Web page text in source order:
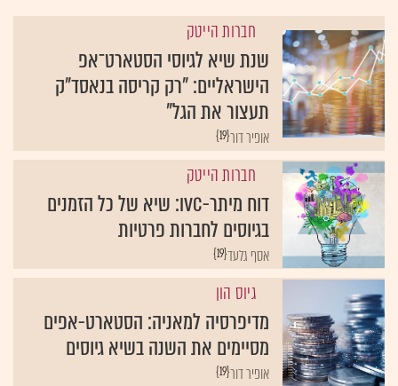
חברות הייטק
שנת שיא לגיוסי הסטארט־אפ
הישראליים: "רק קריסה בנאסד"ק
תעצור את הגל"
{19}אופיר דור
חברות הייטק
דוח מיתר-IVC: שיא של כל הזמנים
בגיוסים לחברות פרטיות
{19}אסף גלעד
גיוס הון
מדיפרסיה למאניה: הסטארט-אפים
מסיימים את השנה בשיא גיוסים
{19}אופיר דור